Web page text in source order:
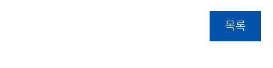
목록